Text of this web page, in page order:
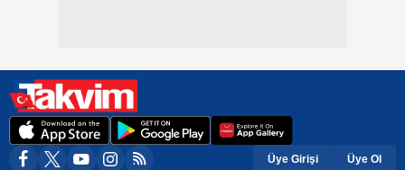
Üye Girişi Üye Ol